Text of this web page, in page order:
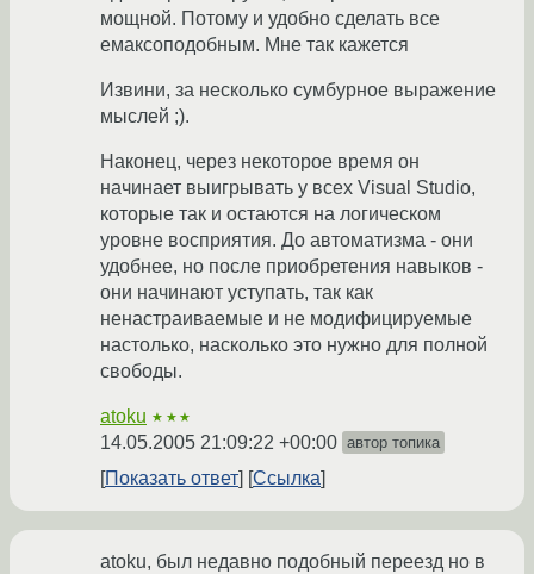
мощной. Потому и удобно сделать все
емаксоподобным. Мне так кажется
Извини, за несколько сумбурное выражение
мыслей ;).
Наконец, через некоторое время он
начинает выигрывать у всех Visual Studio,
которые так и остаются на логическом
уровне восприятия. До автоматизма - они
удобнее, но после приобретения навыков -
они начинают уступать, так как
ненастраиваемые и не модифицируемые
настолько, насколько это нужно для полной
свободы.
atoku ★★★
14.05.2005 21:09:22 +00:00 автор топика
Показать ответ Ссылка
atoku, был недавно подобный переезд но в